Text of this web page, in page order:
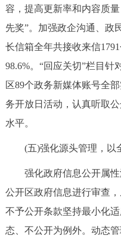
容，提高更新率和内容质
先奖”。加强政企沟通、政
长信箱全年共接收来信
98.6%。“回应关切”栏目针
区89个政务新媒体账号全
务开放日活动，认真听取
水平。
(五)强化源头管理，以
强化政府信息公开属性
公开区政府信息进行审查
不予公开条款坚持最小化
态、不公开为例外。动态